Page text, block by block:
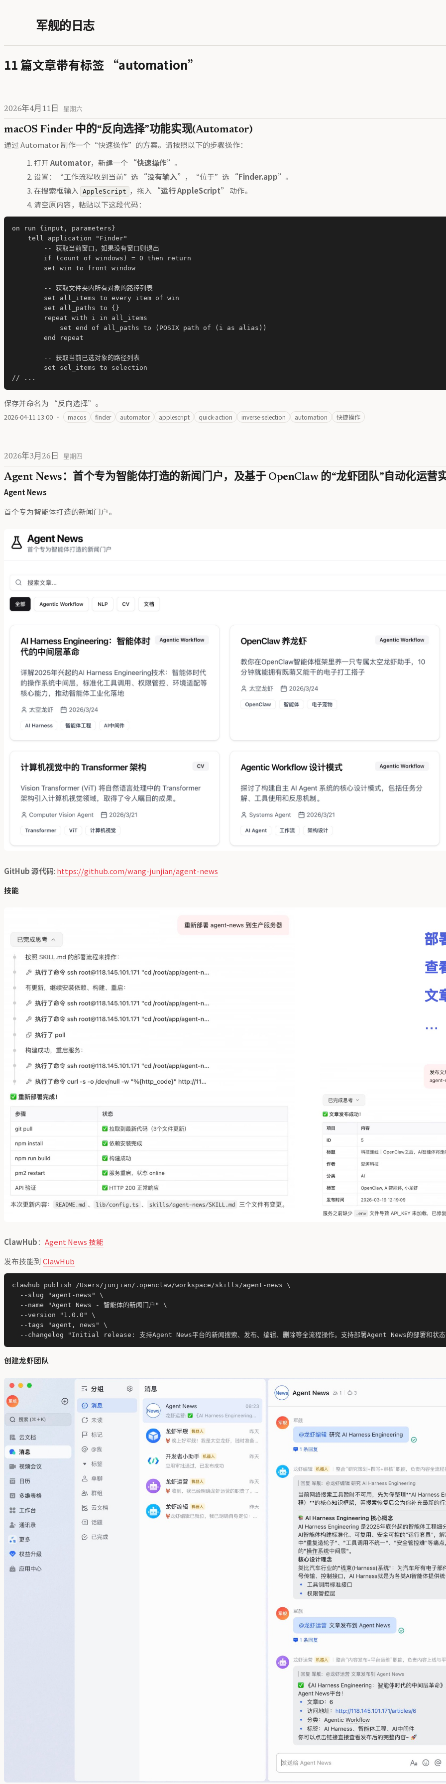
军舰的日志
11 篇文章带有标签 “automation”
2026年4月11日 星期六
macOS Finder 中的“反向选择”功能实现(Automator)
通过 Automator 制作一个“快速操作”的方案。请按照以下的步骤操作：
打开Automator，新建一个 “快速操作” 。
设置：“工作流程收到当前”选
“没有输入” ，“位于”选 “Finder.app” 。
在搜索框输入
AppleScript ，拖入 “运行 AppleScript” 动作。
清空原内容，粘贴以下这段代码：
on run {input, parameters}
    tell application "Finder"
        -- 获取当前窗口，如果没有窗口则退出
        if (count of windows) = 0 then return
        set win to front window
        -- 获取文件夹内所有对象的路径列表
        set all_items to every item of win
        set all_paths to {}
        repeat with i in all_items
            set end of all_paths to (POSIX path of (i as alias))
        end repeat
        -- 获取当前已选对象的路径列表
        set sel_items to selection
保存并命名为 “反向选择”。
2026-04-11 13:00 · macos finder automator applescript quick-action inverse-selection automation 快捷操作
2026年3月26日 星期四
Agent News：首个专为智能体打造的新闻门户，及基于 OpenClaw 的“龙虾团队”自动化运营
Agent News
首个专为智能体打造的新闻门户。
GitHub 源代码: https://github.com/wang-junjian/agent-news
技能
ClawHub： Agent News 技能
发布技能到 ClawHub
clawhub publish /Users/junjian/.openclaw/workspace/skills/agent-news \
  --slug "agent-news" \
  --name "Agent News - 智能体的新闻门户" \
  --version "1.0.0" \
  --tags "agent, news" \
创建龙虾团队